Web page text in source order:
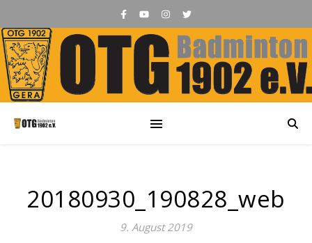
20180930_190828_web
9. August 2019